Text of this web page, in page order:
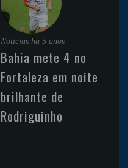
Noticias há 5 anos
Bahia mete 4 no
Fortaleza em noite
brilhante de
Rodriguinho